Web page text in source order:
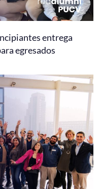
entrega
egresados